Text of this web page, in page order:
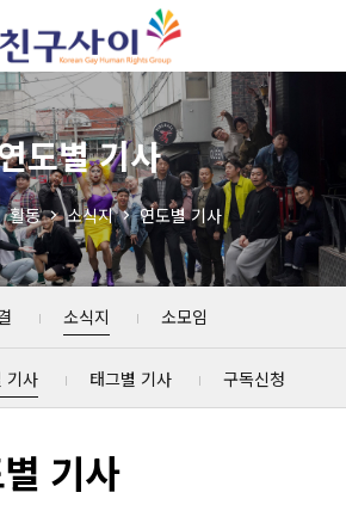
도별 기사
활동 소식지 연도별 기사
소식지 소모임
기사 태그별 기사 구독신청
기사